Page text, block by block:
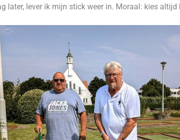
later, lever ik mijn stick weer in. Moraal: kies